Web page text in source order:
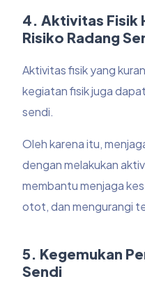
4. Aktivitas Fisik
Risiko Radang
Aktivitas fisik yang
kegiatan fisik juga
sendi.
Oleh karena itu,
dengan melakukan
membantu menjaga
otot, dan mengurangi
5. Kegemukan
Sendi